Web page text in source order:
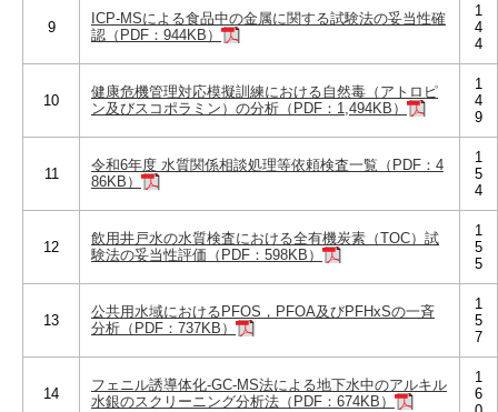
9
ICP-MSによる食品中の金属に関する試験法の妥当性確
認（PDF：944KB）
1
4
4
10
健康危機管理対応模擬訓練における自然毒（アトロピ
ン及びスコポラミン）の分析（PDF：1,494KB）
1
4
9
11
令和6年度 水質関係相談処理等依頼検査一覧（PDF：4
86KB）
1
5
4
12
飲用井戸水の水質検査における全有機炭素（TOC）試
験法の妥当性評価（PDF：598KB）
1
5
5
13
公共用水域におけるPFOS，PFOA及びPFHxSの一斉
分析（PDF：737KB）
1
5
7
14
フェニル誘導体化-GC-MS法による地下水中のアルキル
水銀のスクリーニング分析法（PDF：674KB）
1
6